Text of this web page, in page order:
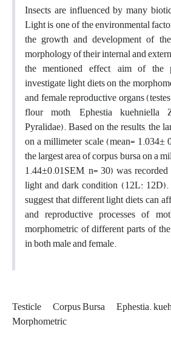
Insects are influenced by many
Light is one of the environmental
the growth and development of
morphology of their internal and
the mentioned effect, aim of the
investigate light diets on the
and female reproductive organs
flour moth, Ephestia kuehniella
Pyralidae). Based on the results, the
on a millimeter scale (mean= 1.034±
the largest area of corpus bursa on a
1.44±0.01SEM, n= 30) was
light and dark condition (12L: 12D).
suggest that different light diets can
and reproductive processes of
morphometric of different parts of
in both male and female.
Testicle Corpus Bursa
Ephestia.
Morphometric